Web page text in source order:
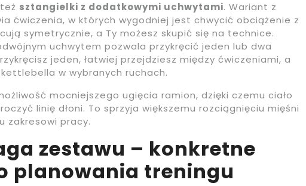
sztangielki z dodatkowymi uchwytami. Wariant z
ćwiczenia, w których wygodniej jest chwycić obciążenie z
symetrycznie, a Ty możesz skupić się na technice.
uchwytem pozwala przykręcić jeden lub dwa
jeden, łatwiej przejdziesz między ćwiczeniami, a
w wybranych ruchach.
mocniejszego ugięcia ramion, dzięki czemu ciało
linię dłoni. To sprzyja większemu rozciągnięciu mięśni
zakresowi pracy.
zestawu – konkretne
planowania treningu